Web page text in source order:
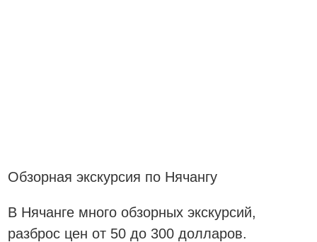
Обзорная экскурсия по Нячангу
В Нячанге много обзорных экскурсий,
разброс цен от 50 до 300 долларов.